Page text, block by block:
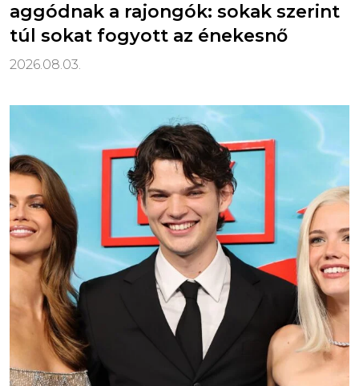
aggódnak a rajongók: sokak szerint
túl sokat fogyott az énekesnő
2026.08.03.